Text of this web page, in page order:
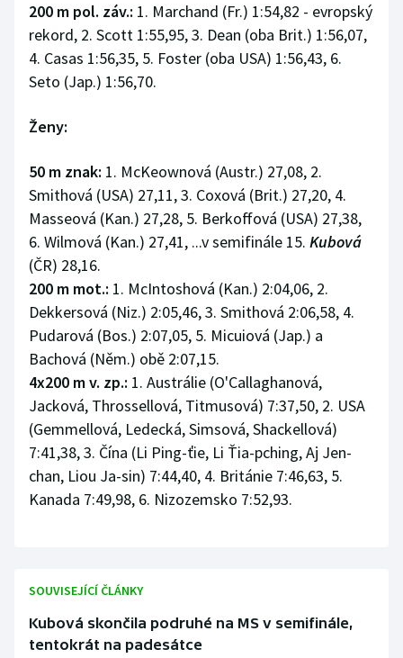
200 m pol. záv.: 1. Marchand (Fr.) 1:54,82 - evropský
rekord, 2. Scott 1:55,95, 3. Dean (oba Brit.) 1:56,07,
4. Casas 1:56,35, 5. Foster (oba USA) 1:56,43, 6.
Seto (Jap.) 1:56,70.
Ženy:
50 m znak: 1. McKeownová (Austr.) 27,08, 2.
Smithová (USA) 27,11, 3. Coxová (Brit.) 27,20, 4.
Masseová (Kan.) 27,28, 5. Berkoffová (USA) 27,38,
6. Wilmová (Kan.) 27,41, ...v semifinále 15. Kubová
(ČR) 28,16.
200 m mot.: 1. McIntoshová (Kan.) 2:04,06, 2.
Dekkersová (Niz.) 2:05,46, 3. Smithová 2:06,58, 4.
Pudarová (Bos.) 2:07,05, 5. Micuiová (Jap.) a
Bachová (Něm.) obě 2:07,15.
4x200 m v. zp.: 1. Austrálie (O'Callaghanová,
Jacková, Throssellová, Titmusová) 7:37,50, 2. USA
(Gemmellová, Ledecká, Simsová, Shackellová)
7:41,38, 3. Čína (Li Ping-ťie, Li Ťia-pching, Aj Jen-
chan, Liou Ja-sin) 7:44,40, 4. Británie 7:46,63, 5.
Kanada 7:49,98, 6. Nizozemsko 7:52,93.
SOUVISEJÍCÍ ČLÁNKY
Kubová skončila podruhé na MS v semifinále,
tentokrát na padesátce